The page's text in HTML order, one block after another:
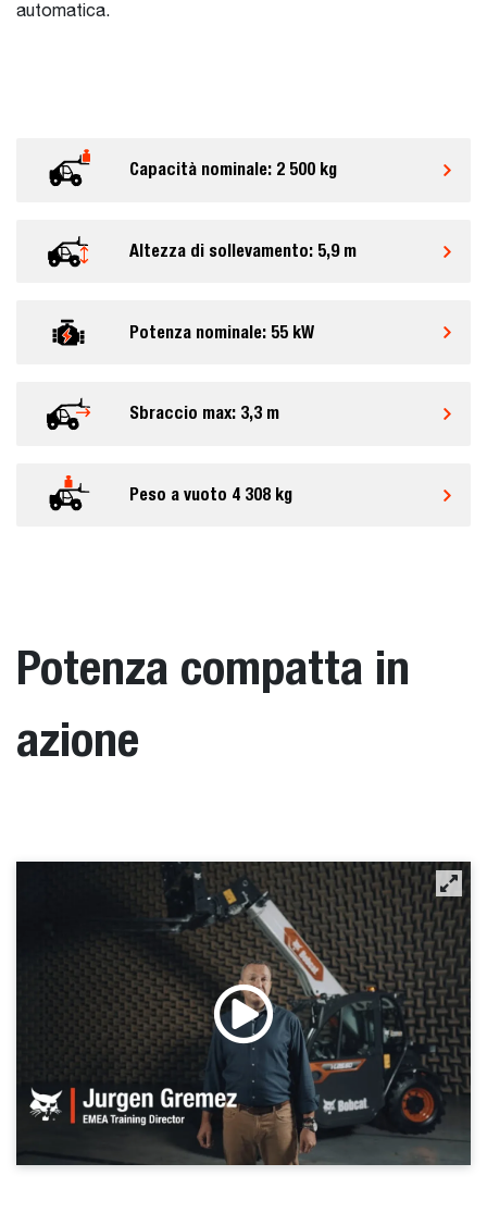
automatica.
Capacità nominale: 2 500 kg
Altezza di sollevamento: 5,9 m
Potenza nominale: 55 kW
Sbraccio max: 3,3 m
Peso a vuoto 4 308 kg
Potenza compatta in
azione